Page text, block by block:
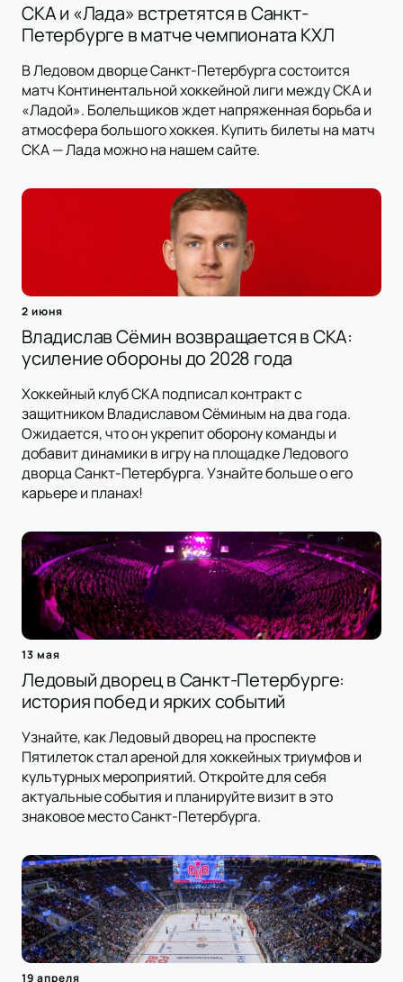
СКА и «Лада» встретятся в Санкт-
Петербурге в матче чемпионата КХЛ
В Ледовом дворце Санкт-Петербурга состоится
матч Континентальной хоккейной лиги между СКА и
«Ладой». Болельщиков ждет напряженная борьба и
атмосфера большого хоккея. Купить билеты на матч
СКА — Лада можно на нашем сайте.
2 июня
Владислав Сёмин возвращается в СКА:
усиление обороны до 2028 года
Хоккейный клуб СКА подписал контракт с
защитником Владиславом Сёминым на два года.
Ожидается, что он укрепит оборону команды и
добавит динамики в игру на площадке Ледового
дворца Санкт-Петербурга. Узнайте больше о его
карьере и планах!
13 мая
Ледовый дворец в Санкт-Петербурге:
история побед и ярких событий
Узнайте, как Ледовый дворец на проспекте
Пятилеток стал ареной для хоккейных триумфов и
культурных мероприятий. Откройте для себя
актуальные события и планируйте визит в это
знаковое место Санкт-Петербурга.
19 апреля